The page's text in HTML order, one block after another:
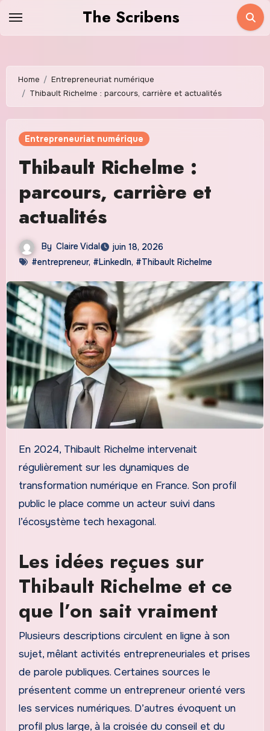
The Scribens
Home
Entrepreneuriat numérique
Thibault Richelme : parcours, carrière et actualités
Entrepreneuriat numérique
Thibault Richelme :
parcours, carrière et
actualités
By Claire Vidal
juin 18, 2026
#entrepreneur, #LinkedIn, #Thibault Richelme
En 2024, Thibault Richelme intervenait
régulièrement sur les dynamiques de
transformation numérique en France. Son profil
public le place comme un acteur suivi dans
l’écosystème tech hexagonal.
Les idées reçues sur
Thibault Richelme et ce
que l’on sait vraiment
Plusieurs descriptions circulent en ligne à son
sujet, mêlant activités entrepreneuriales et prises
de parole publiques. Certaines sources le
présentent comme un entrepreneur orienté vers
les services numériques. D’autres évoquent un
profil plus large, à la croisée du conseil et du